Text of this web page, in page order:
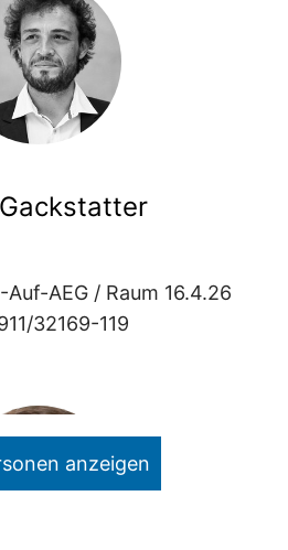
Auf-AEG / Raum 16.4.26
32169-119
anzeigen